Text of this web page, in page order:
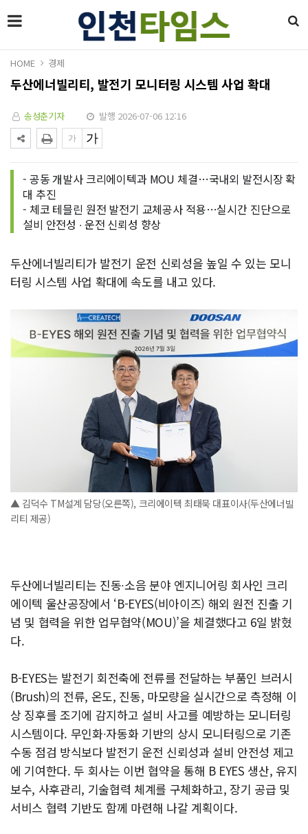
HOME 경제
두산에너빌리티, 발전기 모니터링 시스템 사업 확대
송성춘기자 발행 2026-07-06 12:16
- 공동 개발사 크리에이텍과 MOU 체결…국내외 발전시장 확
대 추진
- 체코 테믈린 원전 발전기 교체공사 적용…실시간 진단으로
설비 안전성 ∙ 운전 신뢰성 향상
두산에너빌리티가 발전기 운전 신뢰성을 높일 수 있는 모니
터링 시스템 사업 확대에 속도를 내고 있다.
▲ 김덕수 TM설계 담당(오른쪽), 크리에이텍 최태묵 대표이사(두산에너빌
리티 제공)
두산에너빌리티는 진동∙소음 분야 엔지니어링 회사인 크리
에이텍 울산공장에서 ‘B-EYES(비아이즈) 해외 원전 진출 기
념 및 협력을 위한 업무협약(MOU)’을 체결했다고 6일 밝혔
다.
B-EYES는 발전기 회전축에 전류를 전달하는 부품인 브러시
(Brush)의 전류, 온도, 진동, 마모량을 실시간으로 측정해 이
상 징후를 조기에 감지하고 설비 사고를 예방하는 모니터링
시스템이다. 무인화∙자동화 기반의 상시 모니터링으로 기존
수동 점검 방식보다 발전기 운전 신뢰성과 설비 안전성 제고
에 기여한다. 두 회사는 이번 협약을 통해 B EYES 생산, 유지
보수, 사후관리, 기술협력 체계를 구체화하고, 장기 공급 및
서비스 협력 기반도 함께 마련해 나갈 계획이다.